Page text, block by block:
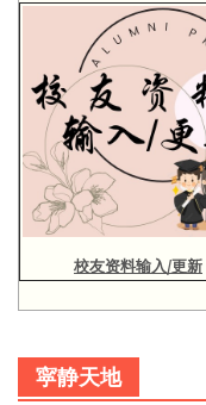
校友资料输入/更新
寜静天地